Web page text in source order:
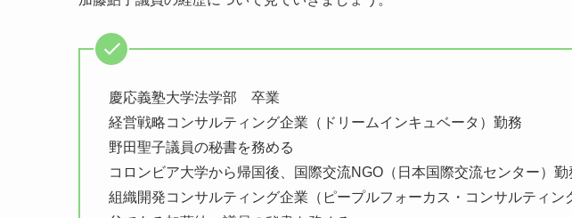
慶応義塾大学法学部 卒業
経営戦略コンサルティング企業（ドリームインキュベータ）勤務
野田聖子議員の秘書を務める
コロンビア大学から帰国後、国際交流NGO（日本国際交流センター）勤
組織開発コンサルティング企業（ピープルフォーカス・コンサルティン